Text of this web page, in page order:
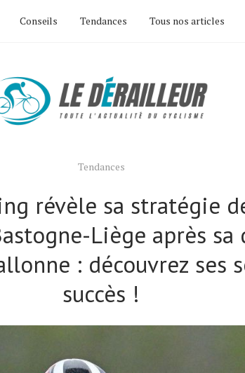
Conseils Tendances Tous nos articles
Tendances
révèle sa stratégie
Liège après sa
: découvrez ses
succès !